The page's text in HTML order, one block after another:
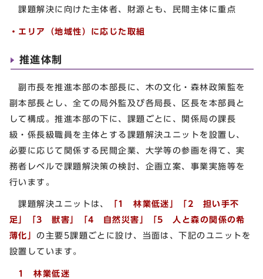
課題解決に向けた主体者、財源とも、民間主体に重点
・エリア（地域性）に応じた取組
推進体制
副市長を推進本部の本部長に、木の文化・森林政策監を
副本部長とし、全ての局外監及び各局長、区長を本部員と
して構成。推進本部の下に、課題ごとに、関係局の課長
級・係長級職員を主体とする課題解決ユニットを設置し、
必要に応じて関係する民間企業、大学等の参画を得て、実
務者レベルで課題解決策の検討、企画立案、事業実施等を
行います。
課題解決ユニットは、
「1 林業低迷」「2 担い手不
足」「3 獣害」「4 自然災害」「5 人と森の関係の希
薄化」 の主要5課題ごとに設け、当面は、下記のユニットを
設置しています。
1 林業低迷